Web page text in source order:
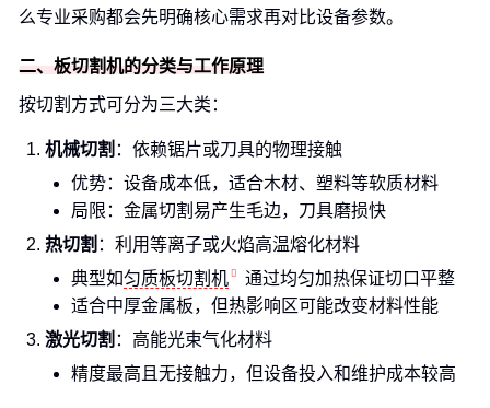
么专业采购都会先明确核心需求再对比设备参数。
二、板切割机的分类与工作原理
按切割方式可分为三大类：
机械切割 ：依赖锯片或刀具的物理接触
优势：设备成本低，适合木材、塑料等软质材料
局限：金属切割易产生毛边，刀具磨损快
热切割 ：利用等离子或火焰高温熔化材料
典型如匀质板切割机
通过均匀加热保证切口平整
适合中厚金属板，但热影响区可能改变材料性能
激光切割 ：高能光束气化材料
精度最高且无接触力，但设备投入和维护成本较高